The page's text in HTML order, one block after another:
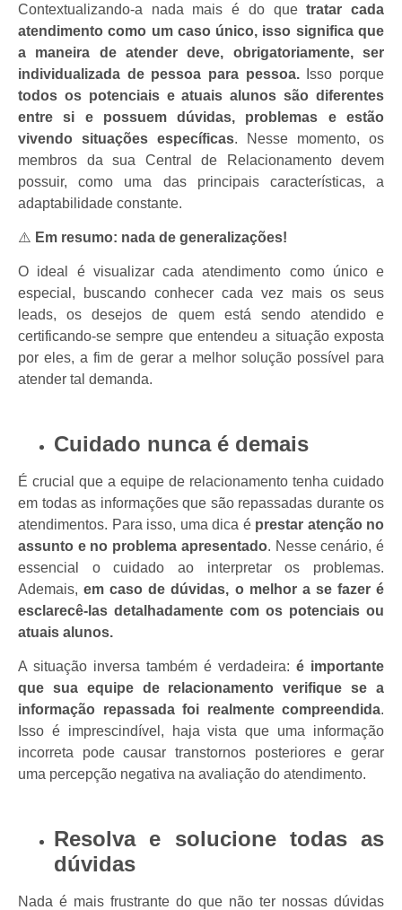
Contextualizando-a nada mais é do quetratar cada
atendimento como um caso único, isso significa que
a maneira de atender deve, obrigatoriamente, ser
individualizada de pessoa para pessoa.
Isso porque
todos os potenciais e atuais alunos são diferentes
entre si e possuem dúvidas, problemas e estão
vivendo situações específicas. Nesse momento, os
membros da sua Central de Relacionamento devem
possuir, como uma das principais características, a
adaptabilidade constante.
⚠️ Em resumo: nada de generalizações!
O ideal é visualizar cada atendimento como único e
especial, buscando conhecer cada vez mais os seus
leads, os desejos de quem está sendo atendido e
certificando-se sempre que entendeu a situação exposta
por eles, a fim de gerar a melhor solução possível para
atender tal demanda.
Cuidado nunca é demais
É crucial que a equipe de relacionamento tenha cuidado
em todas as informações que são repassadas durante os
atendimentos. Para isso, uma dica é prestar atenção no
assunto e no problema apresentado. Nesse cenário, é
essencial o cuidado ao interpretar os problemas.
Ademais,em caso de dúvidas, o melhor a se fazer é
esclarecê-las detalhadamente com os potenciais ou
atuais alunos.
A situação inversa também é verdadeira: é importante
que sua equipe de relacionamento verifique se a
informação repassada foi realmente compreendida.
Isso é imprescindível, haja vista que uma informação
incorreta pode causar transtornos posteriores e gerar
uma percepção negativa na avaliação do atendimento.
Resolva e solucione todas as
dúvidas
Nada é mais frustrante do que não ter nossas dúvidas